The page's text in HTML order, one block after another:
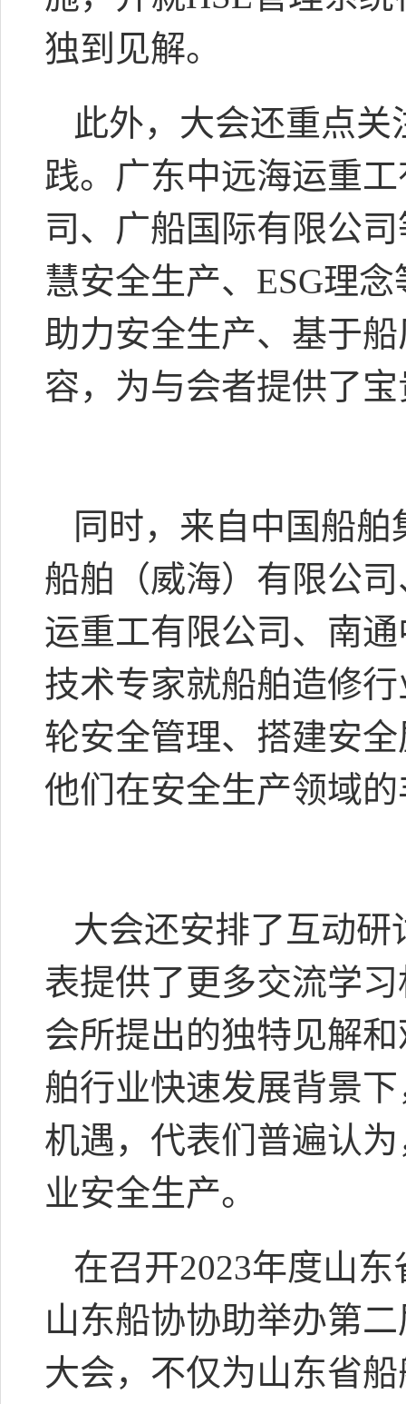
独到见解。
此外，大会还重点
践。广东中远海运重
司、广船国际有限公
慧安全生产、ESG理
助力安全生产、基于
容，为与会者提供了
同时，来自中国船
船舶（威海）有限公
运重工有限公司、南
技术专家就船舶造修
轮安全管理、搭建安
他们在安全生产领域
大会还安排了互动
表提供了更多交流学
会所提出的独特见解
舶行业快速发展背景
机遇，代表们普遍认
业安全生产。
在召开2023年度山
山东船协协助举办第
大会，不仅为山东省